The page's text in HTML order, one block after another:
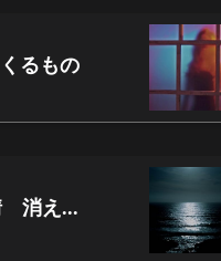
るもの
消え...